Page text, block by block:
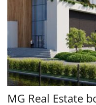
MG Real Estate